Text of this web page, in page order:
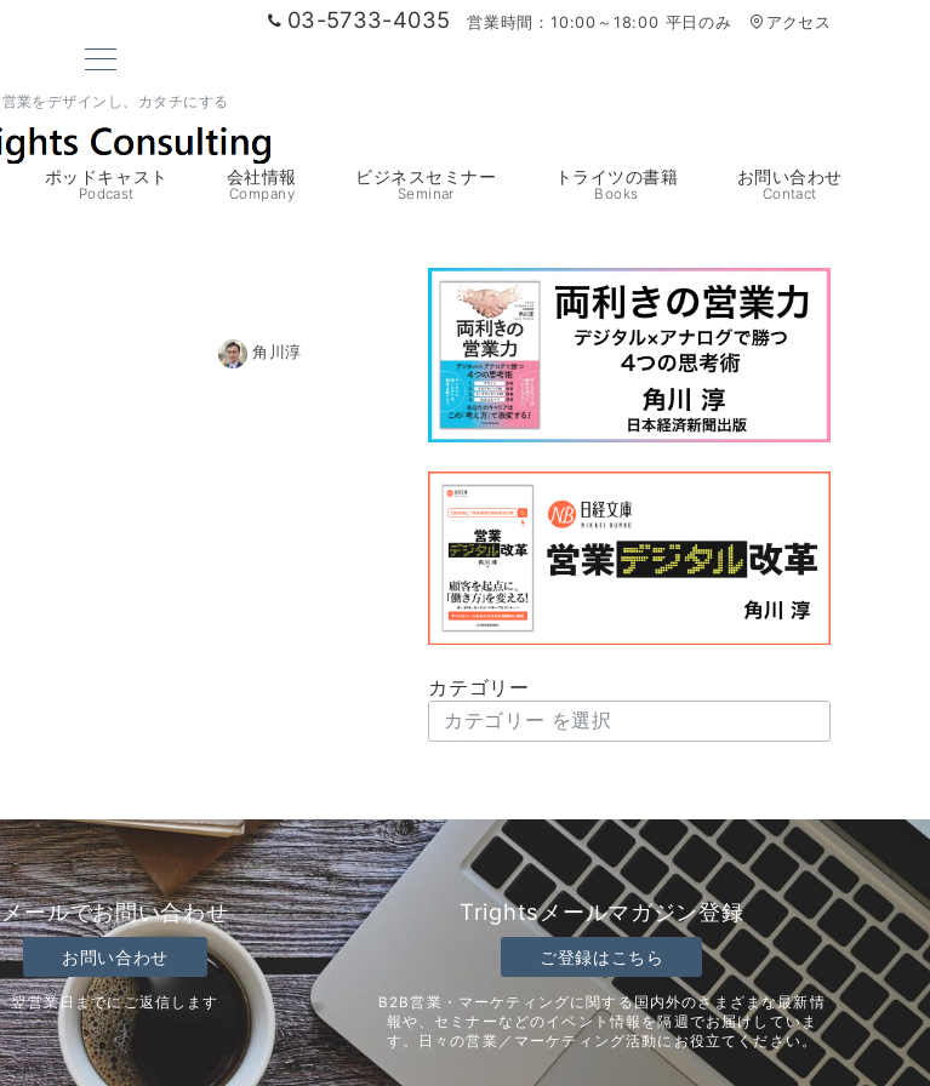
03-5733-4035 営業時間：10:00～18:00 平日のみ アクセス
営業をデザインし、カタチにする
ポッドキャスト
Podcast
会社情報
Company
ビジネスセミナー
Seminar
トライツの書籍
Books
お問い合わせ
Contact
角川淳
カテゴリー
メールでお問い合わせ
お問い合わせ
翌営業日までにご返信します
Trightsメールマガジン登録
ご登録はこちら
B2B営業・マーケティングに関する国内外のさまざまな最新情
報や、セミナーなどのイベント情報を隔週でお届けしていま
す。日々の営業／マーケティング活動にお役立てください。